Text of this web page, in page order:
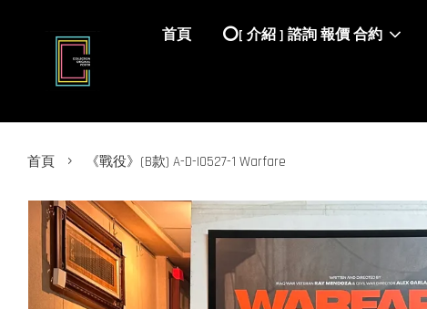
首頁 ⭕️[ 介紹 ] 諮詢 報價 合約
首頁 › 《戰役》(B款) A-D-I0527-1 Warfare